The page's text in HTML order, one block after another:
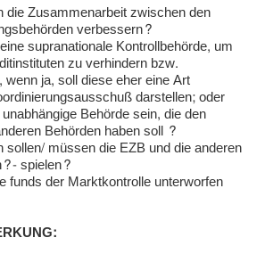
Zusammenarbeit zwischen den
verbessern?
Kontrollbehörde, um
zu verhindern bzw.
ja, soll diese eher eine Art
darstellen; oder
Behörde sein, die den
Behörden haben soll ?
müssen die EZB und die anderen
spielen?
der Marktkontrolle unterworfen